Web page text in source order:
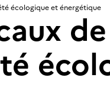
écologique et énergétique